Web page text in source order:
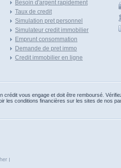
Besoin d'argent rapidement
Taux de credit
Simulation pret personnel
Simulateur credit immobilier
Emprunt consommation
Demande de pret immo
Credit immobilier en ligne
crédit vous engage et doit être remboursé.
les conditions financières sur les sites de nos